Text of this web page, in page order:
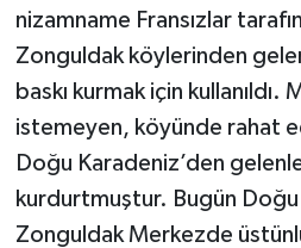
nizamname Fransızlar
Zonguldak köylerinden
baskı kurmak için kullanıldı.
istemeyen, köyünde rahat
Doğu Karadeniz’den
kurdurtmuştur. Bugün
Zonguldak Merkezde